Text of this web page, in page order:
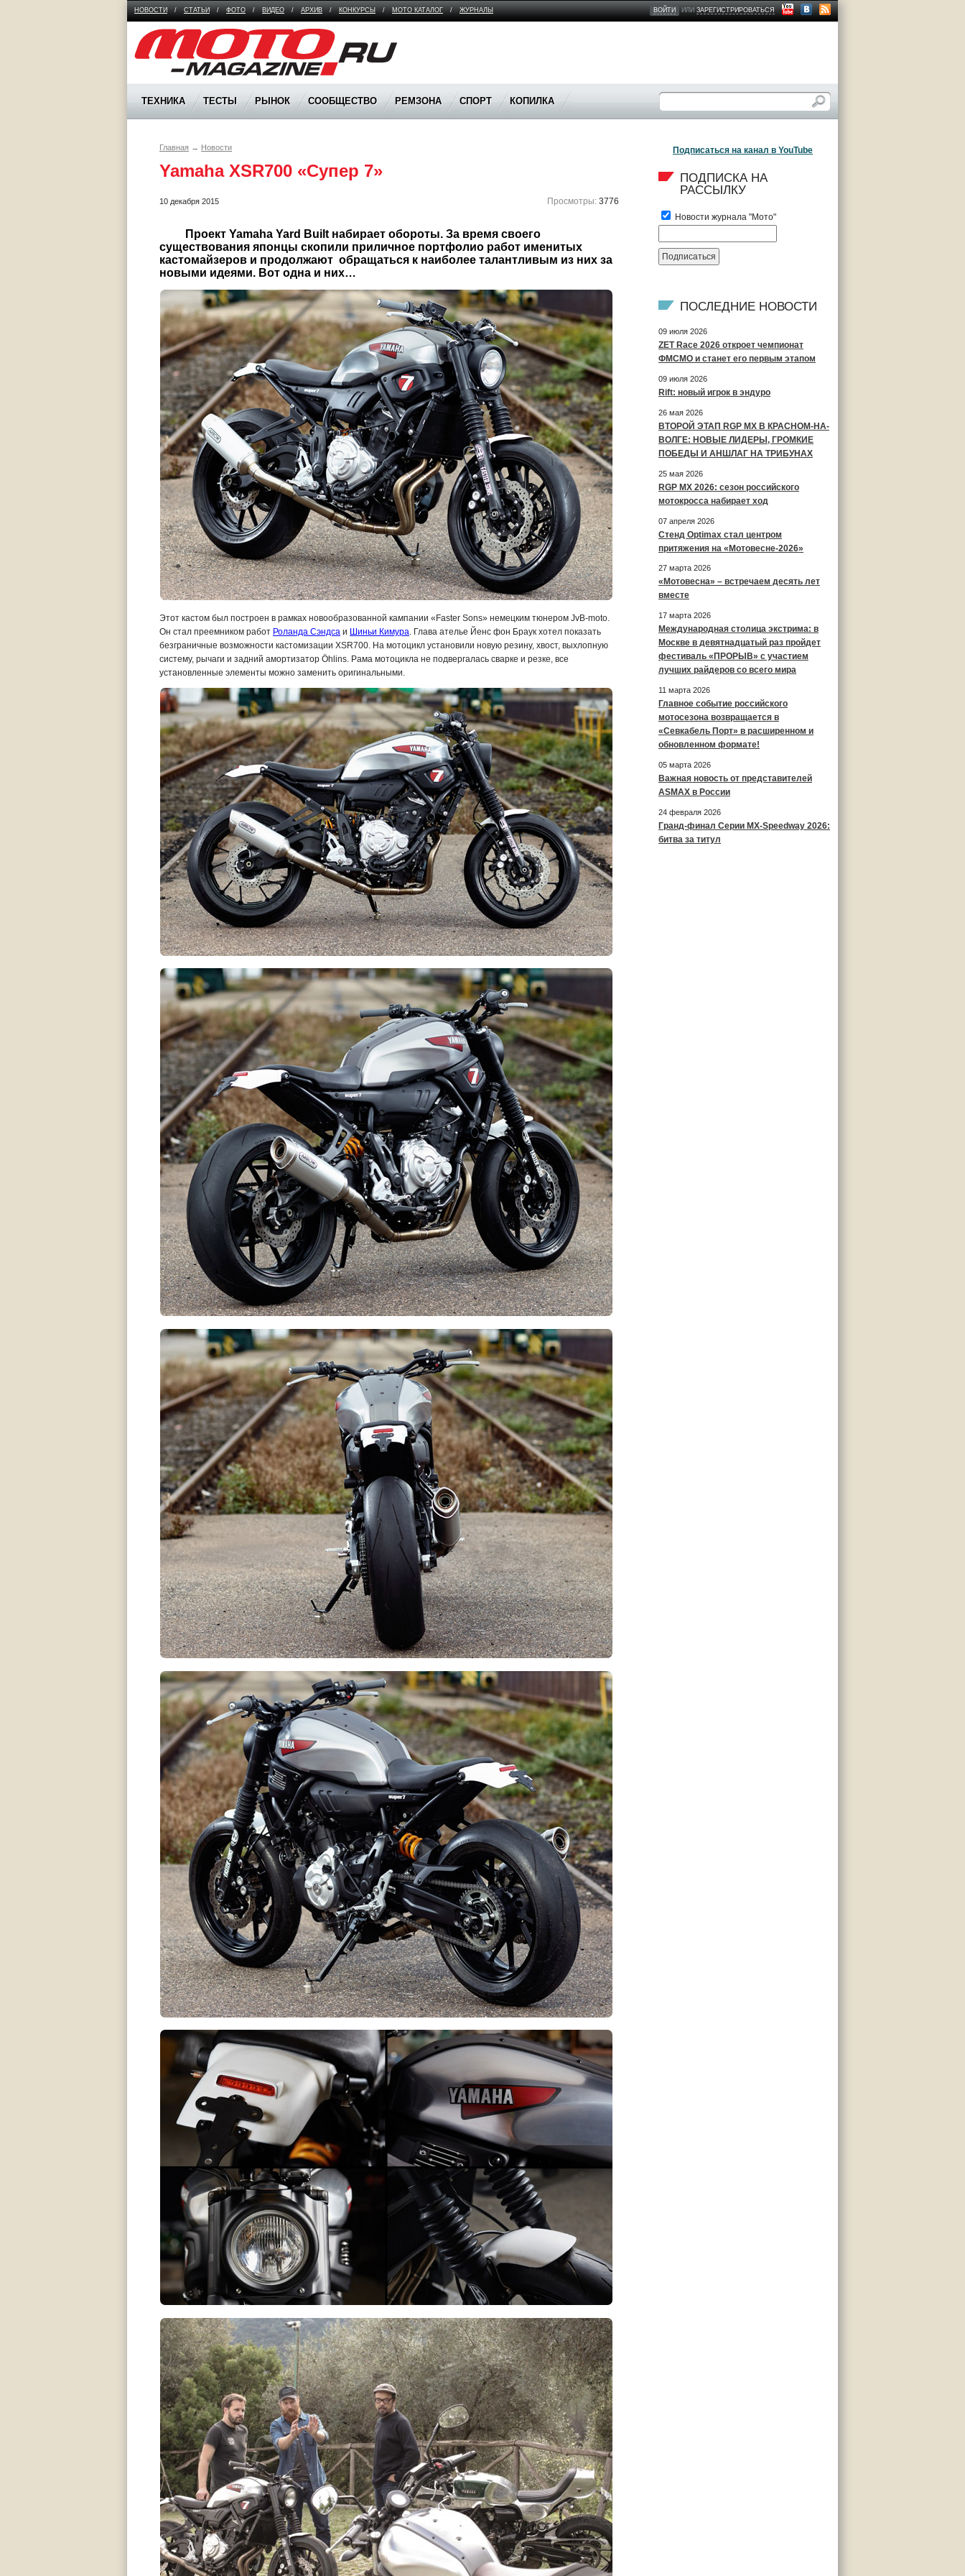
НОВОСТИ / СТАТЬИ / ФОТО / ВИДЕО / АРХИВ / КОНКУРСЫ / МОТО КАТАЛОГ / ЖУРНАЛЫ ВОЙТИ ИЛИЗАРЕГИСТРИРОВАТЬСЯ
Moto Magazine
ТЕХНИКА ТЕСТЫ РЫНОК СООБЩЕСТВО РЕМЗОНА СПОРТ КОПИЛКА
Главная → Новости
Yamaha XSR700 «Супер 7»
Просмотры: 3776
10 декабря 2015
существования японцы скопили приличное портфолио работ именитых
кастомайзеров и продолжают  обращаться к наиболее талантливым из них за
Этот кастом был построен в рамках новообразованной кампании «Faster Sons» немецким тюнером JvB-moto.
Он стал преемником работ Роланда Сэндса и Шиньи Кимура. Глава ателье Йенс фон Браук хотел показать
безграничные возможности кастомизации XSR700. На мотоцикл установили новую резину, хвост, выхлопную
систему, рычаги и задний амортизатор Öhlins. Рама мотоцикла не подвергалась сварке и резке, все
установленные элементы можно заменить оригинальными.
Подписаться на канал в YouTube
ПОДПИСКА НА
РАССЫЛКУ
Новости журнала "Мото"
ПОСЛЕДНИЕ НОВОСТИ
09 июля 2026
ZET Race 2026 откроет чемпионат
ФМСМО и станет его первым этапом
09 июля 2026
Rift: новый игрок в эндуро
26 мая 2026
ВТОРОЙ ЭТАП RGP MX В КРАСНОМ-НА-
ВОЛГЕ: НОВЫЕ ЛИДЕРЫ, ГРОМКИЕ
ПОБЕДЫ И АНШЛАГ НА ТРИБУНАХ
25 мая 2026
RGP MX 2026: сезон российского
мотокросса набирает ход
07 апреля 2026
Стенд Optimax стал центром
притяжения на «Мотовесне-2026»
27 марта 2026
«Мотовесна» – встречаем десять лет
вместе
17 марта 2026
Международная столица экстрима: в
Москве в девятнадцатый раз пройдет
фестиваль «ПРОРЫВ» с участием
лучших райдеров со всего мира
11 марта 2026
Главное событие российского
мотосезона возвращается в
«Севкабель Порт» в расширенном и
обновленном формате!
05 марта 2026
Важная новость от представителей
ASMAX в России
24 февраля 2026
Гранд-финал Серии MX-Speedway 2026:
битва за титул